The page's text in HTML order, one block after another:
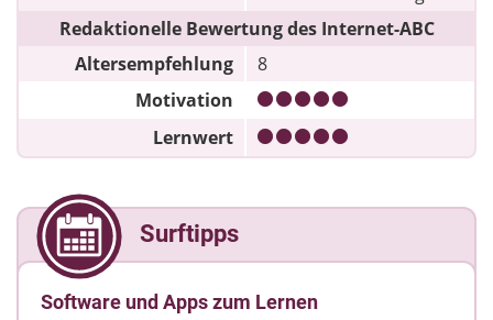
Redaktionelle Bewertung des Internet-ABC
Altersempfehlung
8
Motivation
Lernwert
Surftipps
Software und Apps zum Lernen